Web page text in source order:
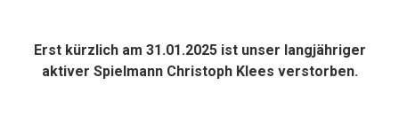
Erst kürzlich am 31.01.2025 ist unser langjähriger
aktiver Spielmann Christoph Klees verstorben.